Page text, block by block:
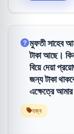
মুফতী সাহেব
টাকা আছে।
বিয়ে দেয়া
জন্য টাকা
এক্ষেত্রে
হজ্ব